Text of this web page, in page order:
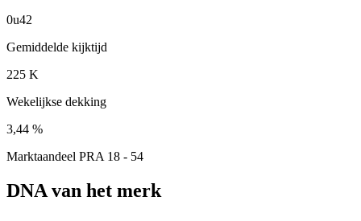
0u42
Gemiddelde kijktijd
225 K
Wekelijkse dekking
3,44 %
Marktaandeel PRA 18 - 54
DNA van het merk